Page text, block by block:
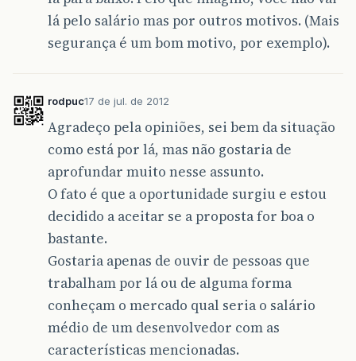
lá pelo salário mas por outros motivos. (Mais
segurança é um bom motivo, por exemplo).
rodpuc17 de jul. de 2012
Agradeço pela opiniões, sei bem da situação
como está por lá, mas não gostaria de
aprofundar muito nesse assunto.
O fato é que a oportunidade surgiu e estou
decidido a aceitar se a proposta for boa o
bastante.
Gostaria apenas de ouvir de pessoas que
trabalham por lá ou de alguma forma
conheçam o mercado qual seria o salário
médio de um desenvolvedor com as
características mencionadas.